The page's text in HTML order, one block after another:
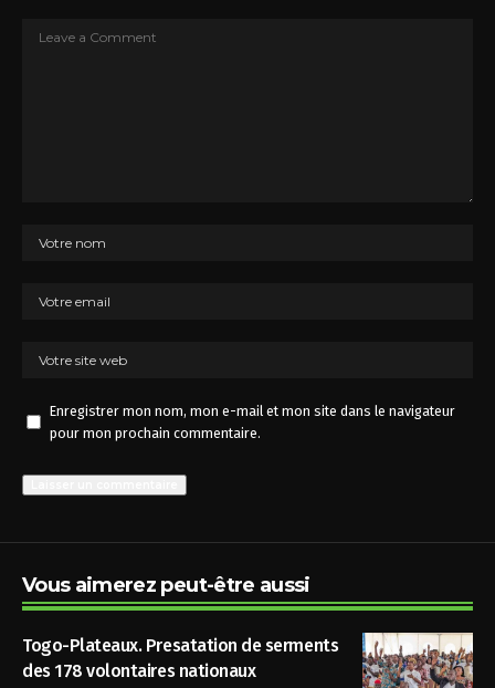
Enregistrer mon nom, mon e-mail et mon site dans le navigateur
pour mon prochain commentaire.
Vous aimerez peut-être aussi
Togo-Plateaux. Presatation de serments
des 178 volontaires nationaux